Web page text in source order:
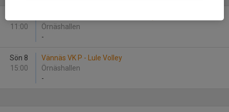
11:00
Örnäshallen
-
Sön 8
15:00
Vännäs VK P - Lule Volley
Örnäshallen
-